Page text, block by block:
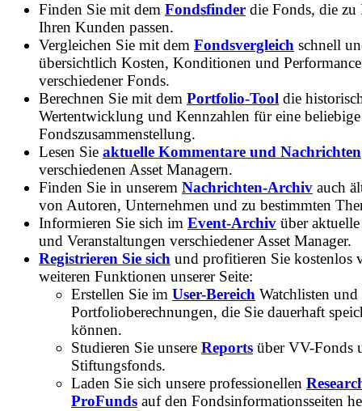
Finden Sie mit dem Fondsfinder die Fonds, die zu
Ihren Kunden passen.
Vergleichen Sie mit dem Fondsvergleich schnell
übersichtlich Kosten, Konditionen und Performance
verschiedener Fonds.
Berechnen Sie mit dem Portfolio-Tool die
Wertentwicklung und Kennzahlen für eine beliebige
Fondszusammenstellung.
Lesen Sie aktuelle Kommentare und Nachrichten
verschiedenen Asset Managern.
Finden Sie in unserem Nachrichten-Archiv auch
von Autoren, Unternehmen und zu bestimmten
Informieren Sie sich im Event-Archiv über
und Veranstaltungen verschiedener Asset Manager.
Registrieren Sie sich und profitieren Sie kostenlos
weiteren Funktionen unserer Seite:
Erstellen Sie im User-Bereich Watchlisten und
Portfolioberechnungen, die Sie dauerhaft
können.
Studieren Sie unsere Reports über VV-Fonds
Stiftungsfonds.
Laden Sie sich unsere professionellen
ProFunds auf den Fondsinformationsseiten